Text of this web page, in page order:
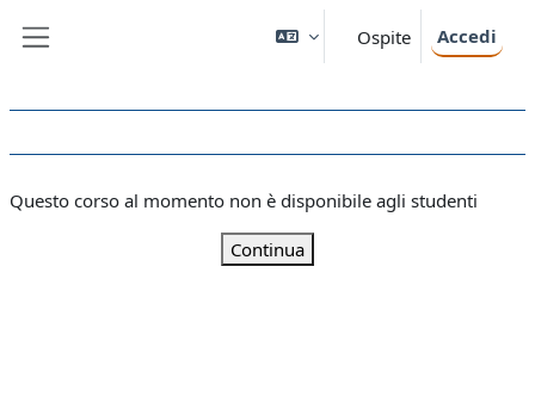
Ospite Accedi
Questo corso al momento non è disponibile agli studenti
Continua